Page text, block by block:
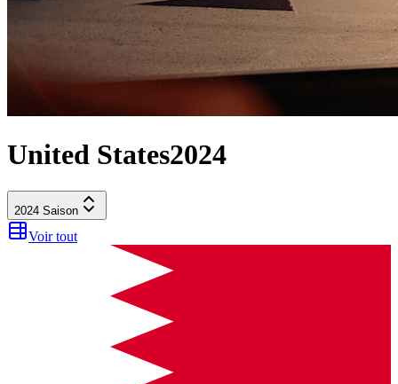
United States2024
2024 Saison
Voir tout